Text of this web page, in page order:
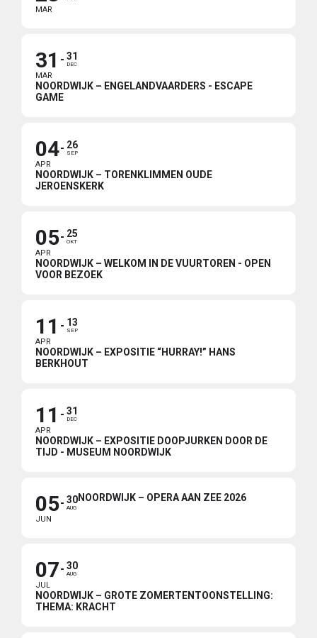
MAR
31
MAR
31
DEC
NOORDWIJK – ENGELANDVAARDERS - ESCAPE
GAME
04
APR
26
SEP
NOORDWIJK – TORENKLIMMEN OUDE
JEROENSKERK
05
APR
25
OKT
NOORDWIJK – WELKOM IN DE VUURTOREN - OPEN
VOOR BEZOEK
11
APR
13
SEP
NOORDWIJK – EXPOSITIE “HURRAY!” HANS
BERKHOUT
11
APR
31
DEC
NOORDWIJK – EXPOSITIE DOOPJURKEN DOOR DE
TIJD - MUSEUM NOORDWIJK
05
JUN
30
AUG
NOORDWIJK – OPERA AAN ZEE 2026
07
JUL
30
AUG
NOORDWIJK – GROTE ZOMERTENTOONSTELLING:
THEMA: KRACHT